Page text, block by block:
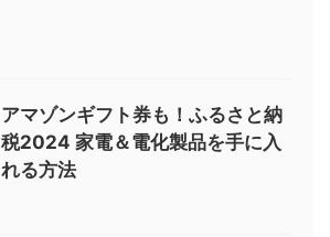
アマゾンギフト券も！ふるさと納
税2024 家電＆電化製品を手に入
れる方法